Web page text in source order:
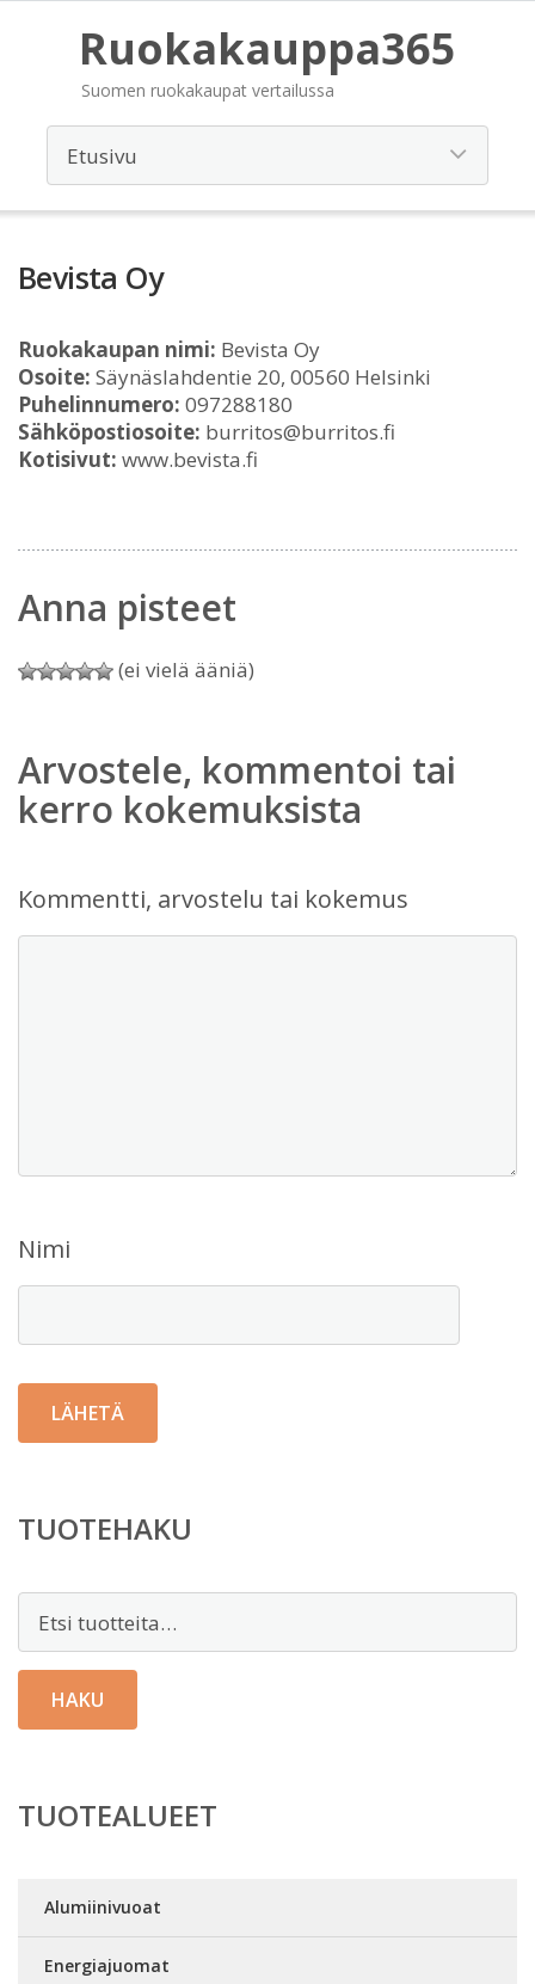
Ruokakauppa365
Suomen ruokakaupat vertailussa
Bevista Oy
Ruokakaupan nimi: Bevista Oy
Osoite: Säynäslahdentie 20, 00560 Helsinki
Puhelinnumero: 097288180
Sähköpostiosoite: burritos@burritos.fi
Kotisivut: www.bevista.fi
Anna pisteet
(ei vielä ääniä)
Arvostele, kommentoi tai
kerro kokemuksista
Kommentti, arvostelu tai kokemus
Nimi
TUOTEHAKU
HAKU
TUOTEALUEET
Alumiinivuoat
Energiajuomat